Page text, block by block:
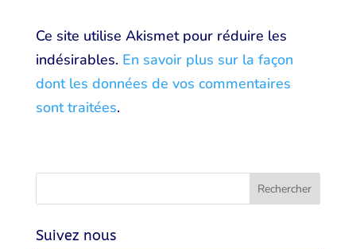
Ce site utilise Akismet pour réduire les
indésirables. En savoir plus sur la façon
dont les données de vos commentaires
sont traitées.
Suivez nous